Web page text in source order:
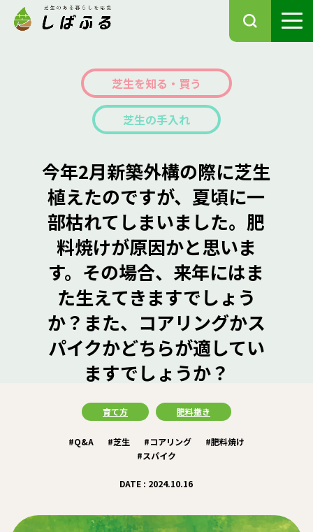
芝生を知る・買う
芝生の手入れ
今年2月新築外構の際に芝生
植えたのですが、夏頃に一
部枯れてしまいました。肥
料焼けが原因かと思いま
す。その場合、来年にはま
た生えてきますでしょう
か？また、コアリングかス
パイクかどちらが適してい
ますでしょうか？
育て方 肥料撒き
#Q&A #芝生 #コアリング
#肥料焼け
#スパイク
DATE : 2024.10.16